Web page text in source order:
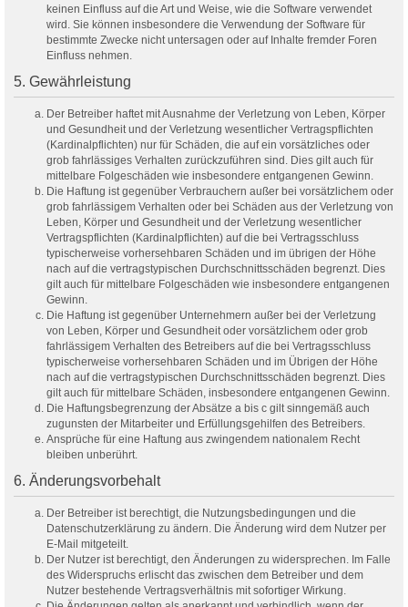
keinen Einfluss auf die Art und Weise, wie die Software verwendet
wird. Sie können insbesondere die Verwendung der Software für
bestimmte Zwecke nicht untersagen oder auf Inhalte fremder Foren
Einfluss nehmen.
5. Gewährleistung
Der Betreiber haftet mit Ausnahme der Verletzung von Leben, Körper
und Gesundheit und der Verletzung wesentlicher Vertragspflichten
(Kardinalpflichten) nur für Schäden, die auf ein vorsätzliches oder
grob fahrlässiges Verhalten zurückzuführen sind. Dies gilt auch für
mittelbare Folgeschäden wie insbesondere entgangenen Gewinn.
Die Haftung ist gegenüber Verbrauchern außer bei vorsätzlichem oder
grob fahrlässigem Verhalten oder bei Schäden aus der Verletzung von
Leben, Körper und Gesundheit und der Verletzung wesentlicher
Vertragspflichten (Kardinalpflichten) auf die bei Vertragsschluss
typischerweise vorhersehbaren Schäden und im übrigen der Höhe
nach auf die vertragstypischen Durchschnittsschäden begrenzt. Dies
gilt auch für mittelbare Folgeschäden wie insbesondere entgangenen
Gewinn.
Die Haftung ist gegenüber Unternehmern außer bei der Verletzung
von Leben, Körper und Gesundheit oder vorsätzlichem oder grob
fahrlässigem Verhalten des Betreibers auf die bei Vertragsschluss
typischerweise vorhersehbaren Schäden und im Übrigen der Höhe
nach auf die vertragstypischen Durchschnittsschäden begrenzt. Dies
gilt auch für mittelbare Schäden, insbesondere entgangenen Gewinn.
Die Haftungsbegrenzung der Absätze a bis c gilt sinngemäß auch
zugunsten der Mitarbeiter und Erfüllungsgehilfen des Betreibers.
Ansprüche für eine Haftung aus zwingendem nationalem Recht
bleiben unberührt.
6. Änderungsvorbehalt
Der Betreiber ist berechtigt, die Nutzungsbedingungen und die
Datenschutzerklärung zu ändern. Die Änderung wird dem Nutzer per
E-Mail mitgeteilt.
Der Nutzer ist berechtigt, den Änderungen zu widersprechen. Im Falle
des Widerspruchs erlischt das zwischen dem Betreiber und dem
Nutzer bestehende Vertragsverhältnis mit sofortiger Wirkung.